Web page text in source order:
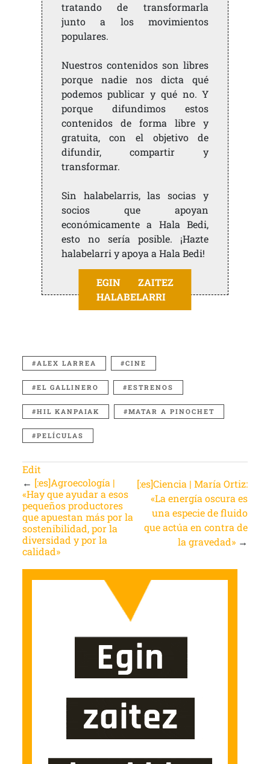
tratando de transformarla
junto a los movimientos
populares.
Nuestros contenidos son libres
porque nadie nos dicta qué
podemos publicar y qué no. Y
porque difundimos estos
contenidos de forma libre y
gratuita, con el objetivo de
difundir, compartir y
transformar.
Sin halabelarris, las socias y
socios que apoyan
económicamente a Hala Bedi,
esto no sería posible. ¡Hazte
halabelarri y apoya a Hala Bedi!
EGIN ZAITEZ
HALABELARRI
ALEX LARREA CINE
EL GALLINERO ESTRENOS
HIL KANPAIAK MATAR A PINOCHET
PELÍCULAS
Edit
← [:es]Agroecología |
«Hay que ayudar a esos
pequeños productores
que apuestan más por la
sostenibilidad, por la
diversidad y por la
calidad»
[:es]Ciencia | María Ortiz:
«La energía oscura es
una especie de fluido
que actúa en contra de
la gravedad» →